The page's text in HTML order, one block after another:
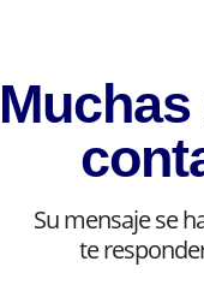
Su mensaje se
te